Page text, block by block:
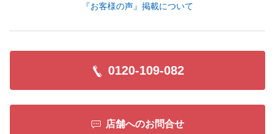
『お客様の声』掲載について
0120-109-082
店舗へのお問合せ